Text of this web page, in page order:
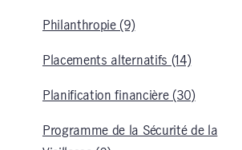
Philanthropie (9)
Placements alternatifs (14)
Planification financière (30)
Programme de la Sécurité de la